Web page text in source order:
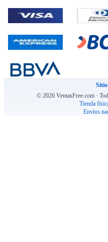
© 2026 VentasFree.com ·
Tienda
Envíos